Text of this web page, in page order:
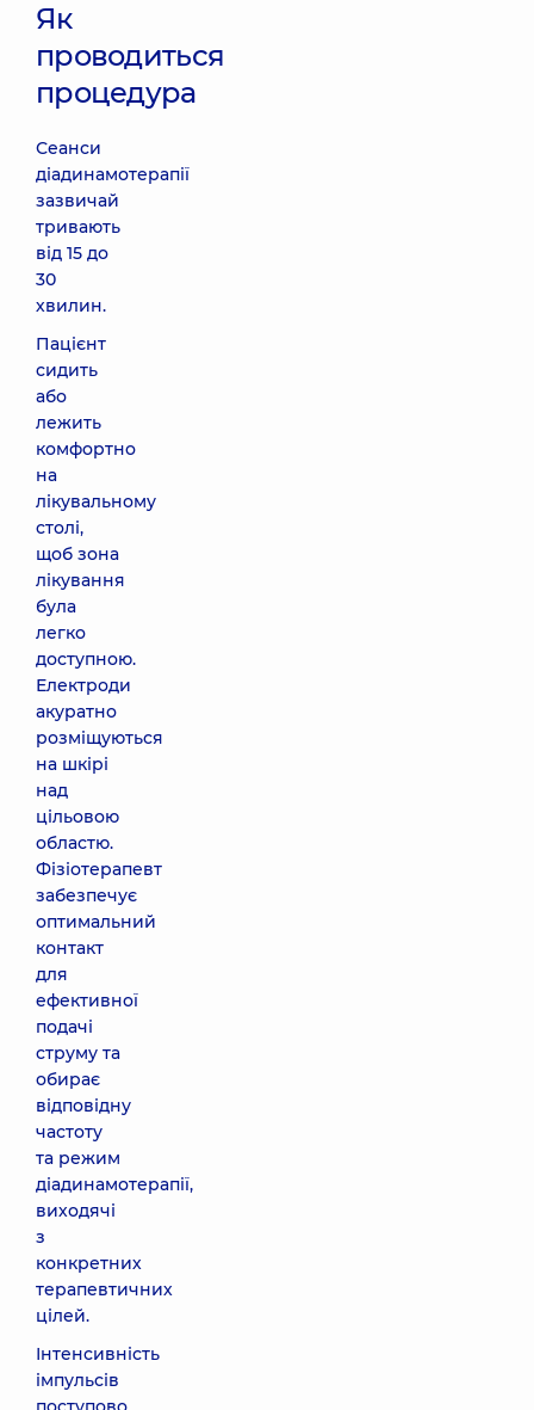
Як
проводиться
процедура
Сеанси
діадинамотерапії
зазвичай
тривають
від 15 до
30
хвилин.
Пацієнт
сидить
або
лежить
комфортно
на
лікувальному
столі,
щоб зона
лікування
була
легко
доступною.
Електроди
акуратно
розміщуються
на шкірі
над
цільовою
областю.
Фізіотерапевт
забезпечує
оптимальний
контакт
для
ефективної
подачі
струму та
обирає
відповідну
частоту
та режим
діадинамотерапії,
виходячі
з
конкретних
терапевтичних
цілей.
Інтенсивність
імпульсів